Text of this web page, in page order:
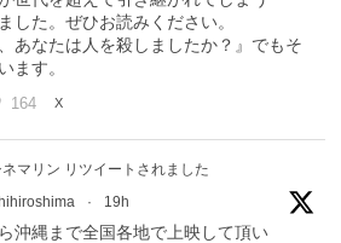
した。ぜひお読みください。
あなたは人を殺しましたか？』でもそ
ます。
164 X
マリン リツイートされました
· 19h
沖縄まで全国各地で上映して頂い